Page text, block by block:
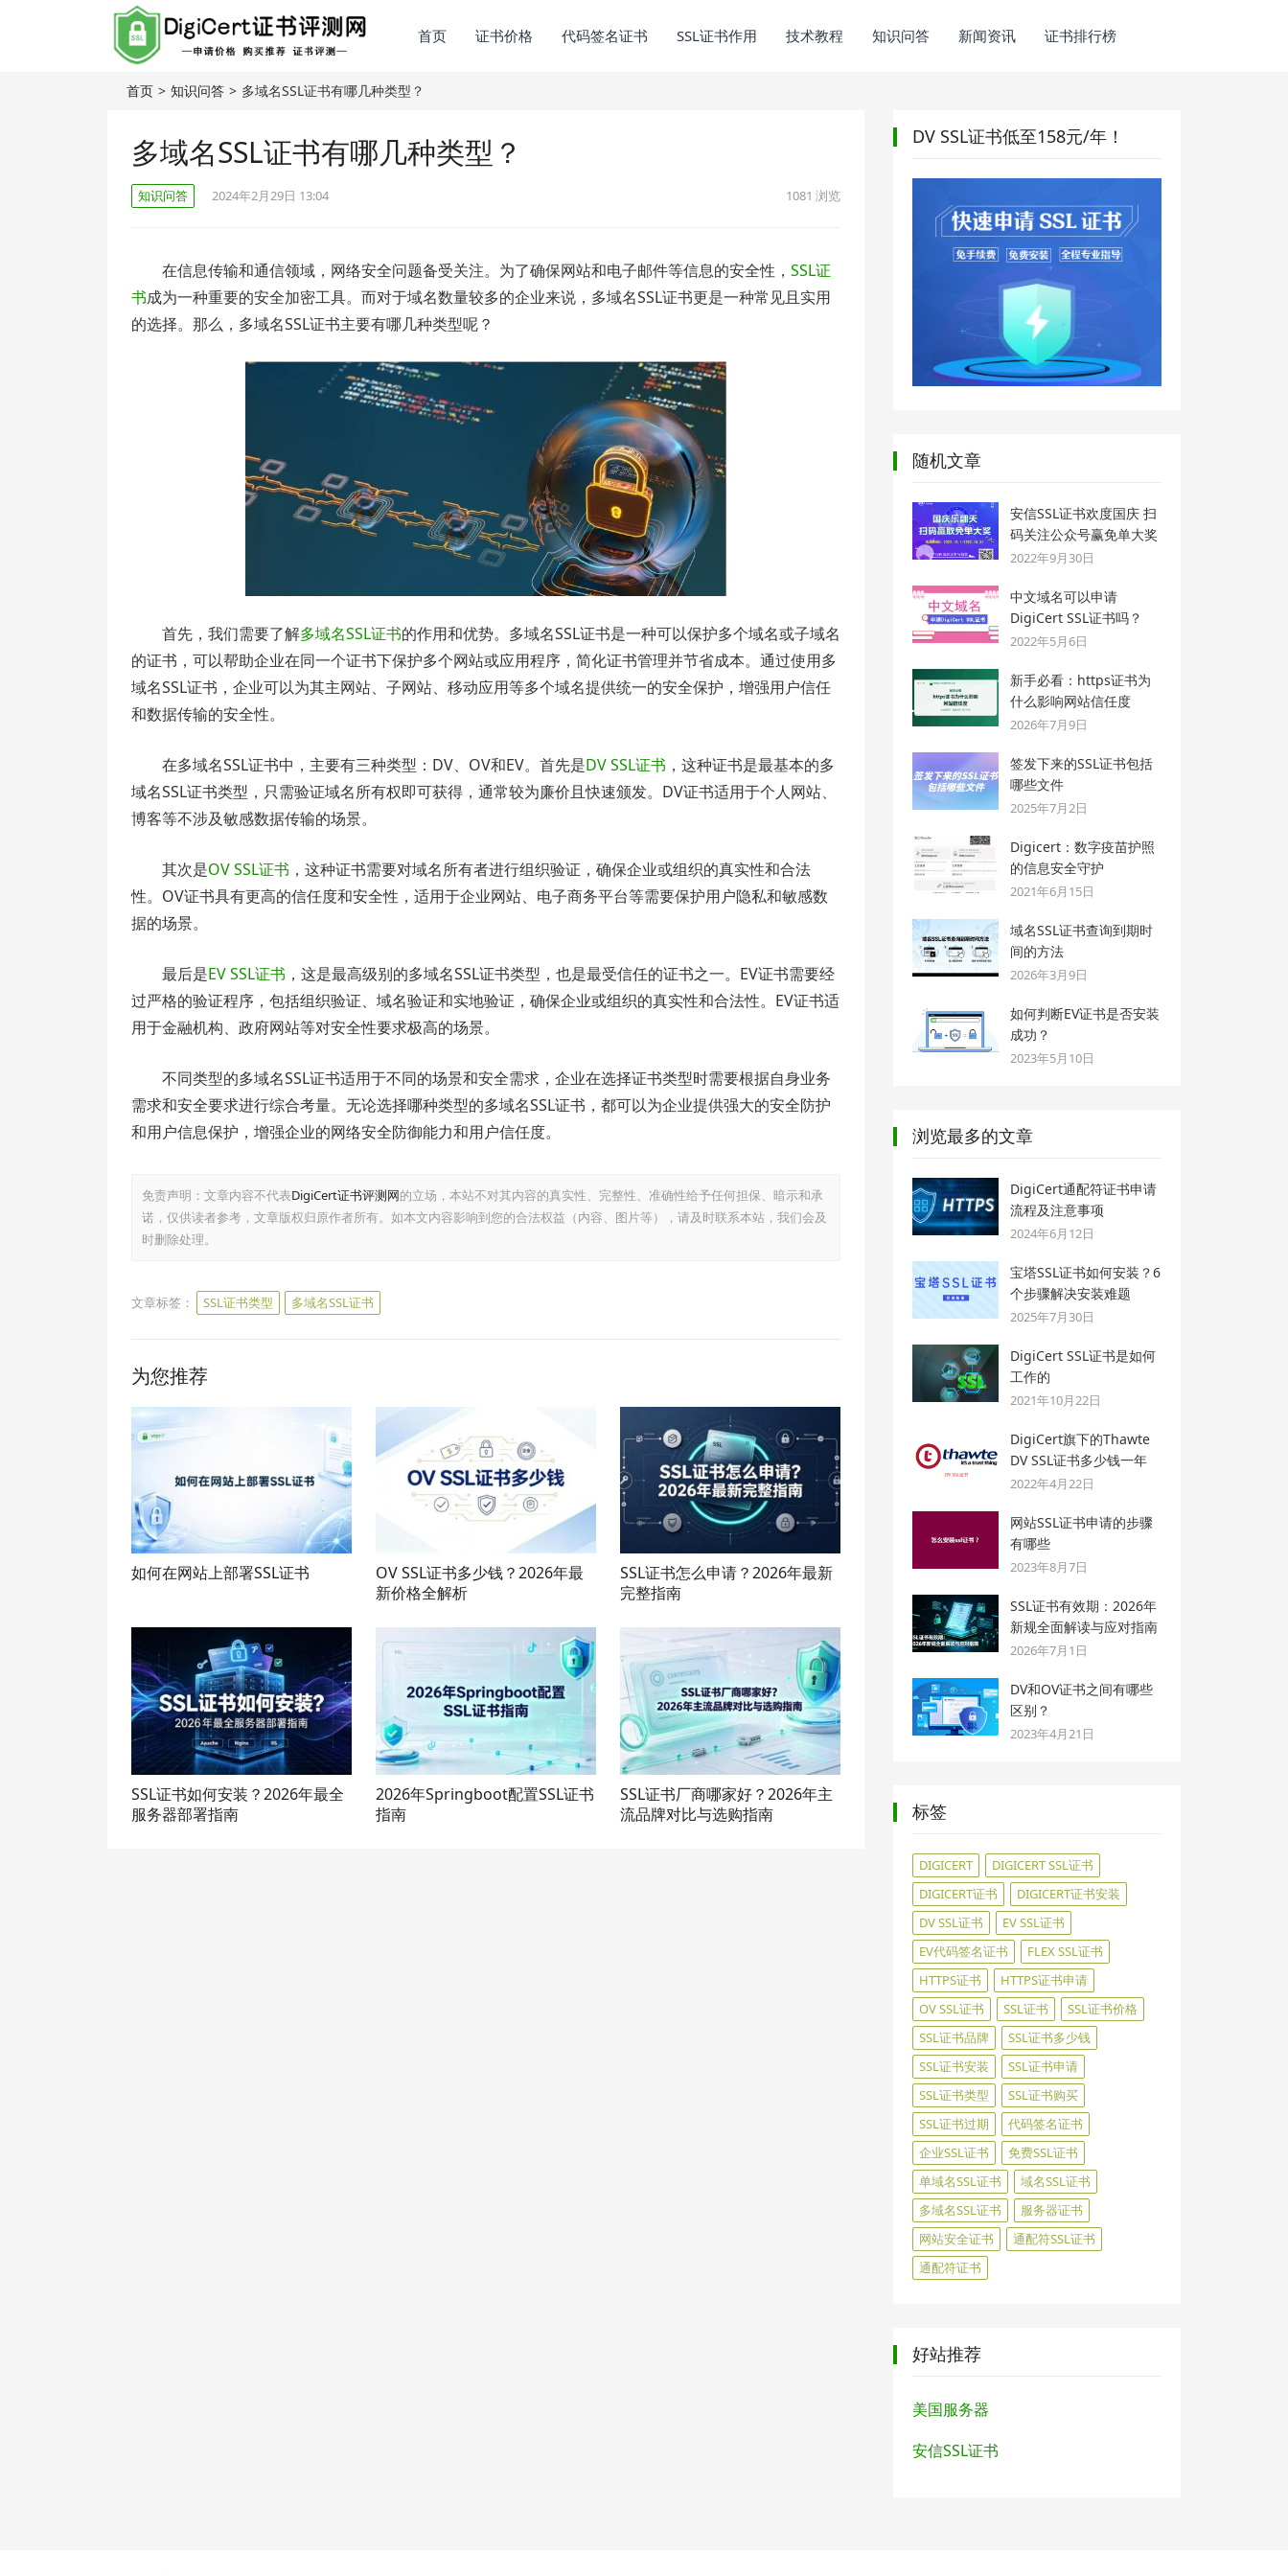
首页 证书价格 代码签名证书 SSL证书作用 技术教程 知识问答 新闻资讯 证书排行榜
首页 > 知识问答 > 多域名SSL证书有哪几种类型？
多域名SSL证书有哪几种类型？
知识问答 2024年2月29日 13:04 1081 浏览
在信息传输和通信领域，网络安全问题备受关注。为了确保网站和电子邮件等信息的安全性， SSL证
书成为一种重要的安全加密工具。而对于域名数量较多的企业来说，多域名SSL证书更是一种常见且实用
的选择。那么，多域名SSL证书主要有哪几种类型呢？
首先，我们需要了解多域名SSL证书的作用和优势。多域名SSL证书是一种可以保护多个域名或子域名
的证书，可以帮助企业在同一个证书下保护多个网站或应用程序，简化证书管理并节省成本。通过使用多
域名SSL证书，企业可以为其主网站、子网站、移动应用等多个域名提供统一的安全保护，增强用户信任
和数据传输的安全性。
在多域名SSL证书中，主要有三种类型：DV、OV和EV。首先是DV SSL证书 ，这种证书是最基本的多
域名SSL证书类型，只需验证域名所有权即可获得，通常较为廉价且快速颁发。DV证书适用于个人网站、
博客等不涉及敏感数据传输的场景。
其次是OV SSL证书 ，这种证书需要对域名所有者进行组织验证，确保企业或组织的真实性和合法
性。OV证书具有更高的信任度和安全性，适用于企业网站、电子商务平台等需要保护用户隐私和敏感数
据的场景。
最后是EV SSL证书 ，这是最高级别的多域名SSL证书类型，也是最受信任的证书之一。EV证书需要经
过严格的验证程序，包括组织验证、域名验证和实地验证，确保企业或组织的真实性和合法性。EV证书适
用于金融机构、政府网站等对安全性要求极高的场景。
不同类型的多域名SSL证书适用于不同的场景和安全需求，企业在选择证书类型时需要根据自身业务
需求和安全要求进行综合考量。无论选择哪种类型的多域名SSL证书，都可以为企业提供强大的安全防护
和用户信息保护，增强企业的网络安全防御能力和用户信任度。
免责声明：文章内容不代表DigiCert证书评测网的立场，本站不对其内容的真实性、完整性、准确性给予任何担保、暗示和承
诺，仅供读者参考，文章版权归原作者所有。如本文内容影响到您的合法权益（内容、图片等），请及时联系本站，我们会及
时删除处理。
文章标签： SSL证书类型 多域名SSL证书
为您推荐
如何在网站上部署SSL证书
OV SSL证书多少钱？2026年最
新价格全解析
SSL证书怎么申请？2026年最新
完整指南
SSL证书如何安装？2026年最全
服务器部署指南
2026年Springboot配置SSL证书
指南
SSL证书厂商哪家好？2026年主
流品牌对比与选购指南
DV SSL证书低至158元/年！
随机文章
安信SSL证书欢度国庆 扫
码关注公众号赢免单大奖
2022年9月30日
中文域名可以申请
DigiCert SSL证书吗？
2022年5月6日
新手必看：https证书为
什么影响网站信任度
2026年7月9日
签发下来的SSL证书包括
哪些文件
2025年7月2日
Digicert：数字疫苗护照
的信息安全守护
2021年6月15日
域名SSL证书查询到期时
间的方法
2026年3月9日
如何判断EV证书是否安装
成功？
2023年5月10日
浏览最多的文章
DigiCert通配符证书申请
流程及注意事项
2024年6月12日
宝塔SSL证书如何安装？6
个步骤解决安装难题
2025年7月30日
DigiCert SSL证书是如何
工作的
2021年10月22日
DigiCert旗下的Thawte
DV SSL证书多少钱一年
2022年4月22日
网站SSL证书申请的步骤
有哪些
2023年8月7日
SSL证书有效期：2026年
新规全面解读与应对指南
2026年7月1日
DV和OV证书之间有哪些
区别？
2023年4月21日
标签
DIGICERT
DIGICERT SSL证书
DIGICERT证书
DIGICERT证书安装
DV SSL证书
EV SSL证书
EV代码签名证书
FLEX SSL证书
HTTPS证书
HTTPS证书申请
OV SSL证书
SSL证书
SSL证书价格
SSL证书品牌
SSL证书多少钱
SSL证书安装
SSL证书申请
SSL证书类型
SSL证书购买
SSL证书过期
代码签名证书
企业SSL证书
免费SSL证书
单域名SSL证书
域名SSL证书
多域名SSL证书
服务器证书
网站安全证书
通配符SSL证书
通配符证书
好站推荐
美国服务器
安信SSL证书